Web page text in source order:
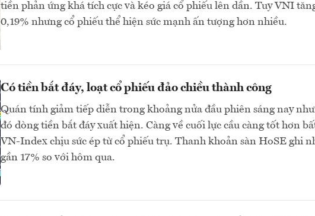
tiền phản ứng khá tích cực và kéo giá cổ phiếu lên dần. Tuy VNI
0,19% nhưng cổ phiếu thể hiện sức mạnh ấn tượng hơn nhiều.
Có tiền bắt đáy, loạt cổ phiếu đảo chiều thành công
Quán tính giảm tiếp diễn trong khoảng nửa đầu phiên sáng nay
đó dòng tiền bắt đáy xuất hiện. Càng về cuối lực cầu càng tốt hơn
VN-Index chịu sức ép từ cổ phiếu trụ. Thanh khoản sàn HoSE ghi
gần 17% so với hôm qua.